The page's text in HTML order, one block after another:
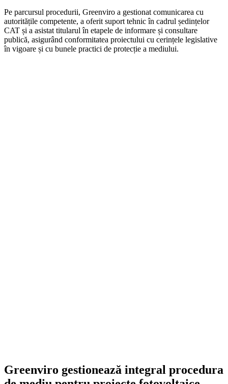
Pe parcursul procedurii, Greenviro a gestionat comunicarea cu
autoritățile competente, a oferit suport tehnic în cadrul ședințelor
CAT și a asistat titularul în etapele de informare și consultare
publică, asigurând conformitatea proiectului cu cerințele legislative
în vigoare și cu bunele practici de protecție a mediului.
Greenviro gestionează integral procedura